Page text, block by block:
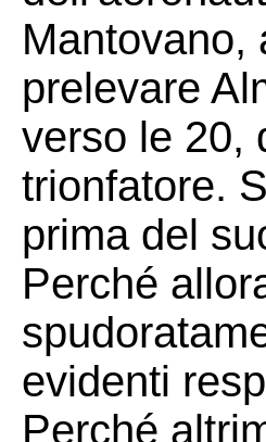
Mantovano,
prelevare
verso le 20,
trionfatore.
prima del
Perché
evidenti
Perché